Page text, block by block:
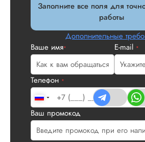
Заполните все поля для
работы
Дополнительные
Ваше имя* E-mail *
Телефон *
Ваш промокод